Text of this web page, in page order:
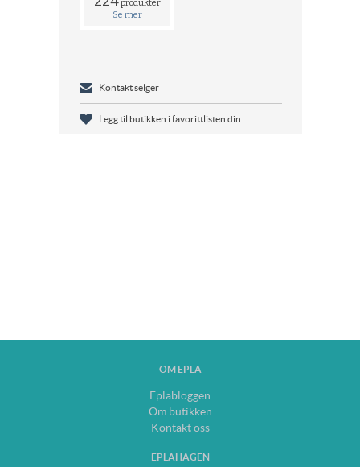
produkter
Se mer
Kontakt selger
Legg til butikken i favorittlisten din
OM EPLA
Eplabloggen
Om butikken
Kontakt oss
EPLAHAGEN